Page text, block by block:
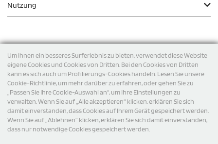
Um Ihnen ein besseres Surferlebnis zu bieten, verwendet diese Website
eigene Cookies und Cookies von Dritten. Bei den Cookies von Dritten
kann es sich auch um Profilierungs-Cookies handeln. Lesen Sie unsere
Cookie-Richtlinie, um mehr darüber zu erfahren, oder gehen Sie zu
„Passen Sie Ihre Cookie-Auswahl an“, um Ihre Einstellungen zu
verwalten. Wenn Sie auf „Alle akzeptieren“ klicken, erklären Sie sich
damit einverstanden, dass Cookies auf Ihrem Gerät gespeichert werden.
Wenn Sie auf „Ablehnen“ klicken, erklären Sie sich damit einverstanden,
dass nur notwendige Cookies gespeichert werden.
Nutzung
Versand